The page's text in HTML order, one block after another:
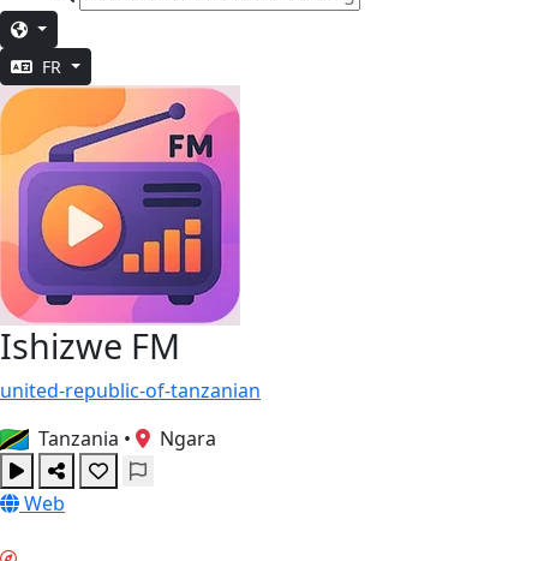
FR
Ishizwe FM
united-republic-of-tanzanian
Tanzania • Ngara
Web